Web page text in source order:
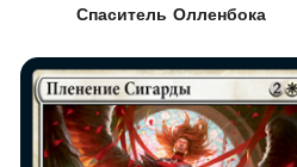
Спаситель Олленбока